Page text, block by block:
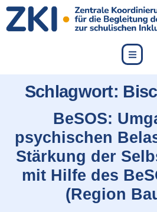
content
Schlagwort:
BeSOS:
psychischen
Stärkung der
mit Hilfe des
(Region